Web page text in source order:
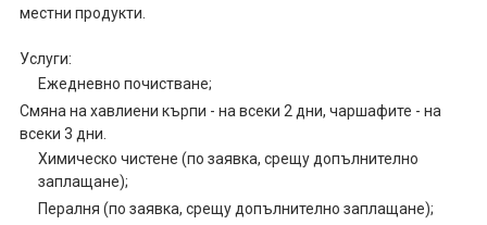
местни продукти.
Услуги:
Ежедневно почистване;
Смяна на хавлиени кърпи - на всеки 2 дни, чаршафите - на
всеки 3 дни.
Химическо чистене (по заявка, срещу допълнително
заплащане);
Пералня (по заявка, срещу допълнително заплащане);